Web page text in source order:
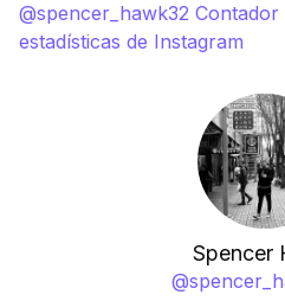
@spencer_hawk32
estadísticas de Instagram
Spencer
@